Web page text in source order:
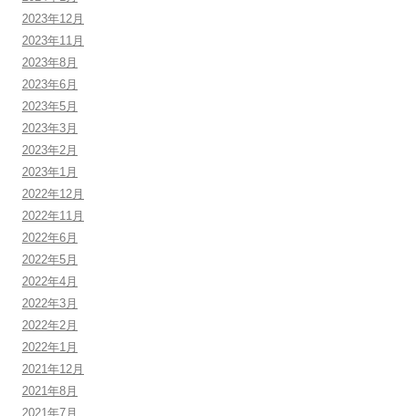
2023年12月
2023年11月
2023年8月
2023年6月
2023年5月
2023年3月
2023年2月
2023年1月
2022年12月
2022年11月
2022年6月
2022年5月
2022年4月
2022年3月
2022年2月
2022年1月
2021年12月
2021年8月
2021年7月